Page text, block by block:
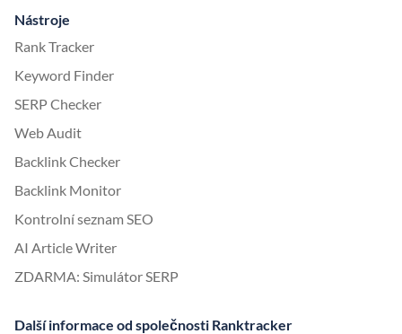
Nástroje
Rank Tracker
Keyword Finder
SERP Checker
Web Audit
Backlink Checker
Backlink Monitor
Kontrolní seznam SEO
AI Article Writer
ZDARMA: Simulátor SERP
Další informace od společnosti Ranktracker